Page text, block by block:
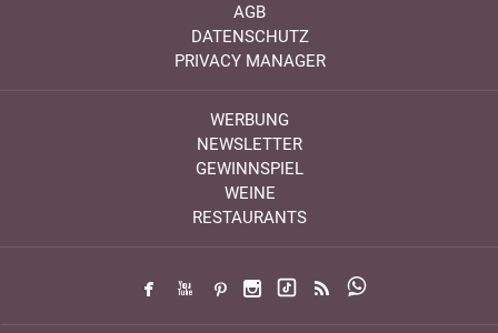
AGB
DATENSCHUTZ
PRIVACY MANAGER
WERBUNG
NEWSLETTER
GEWINNSPIEL
WEINE
RESTAURANTS